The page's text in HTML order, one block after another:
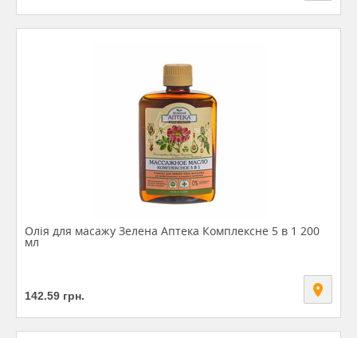
Олія для масажу Зелена Аптека Комплексне 5 в 1 200
мл
142.59 грн.